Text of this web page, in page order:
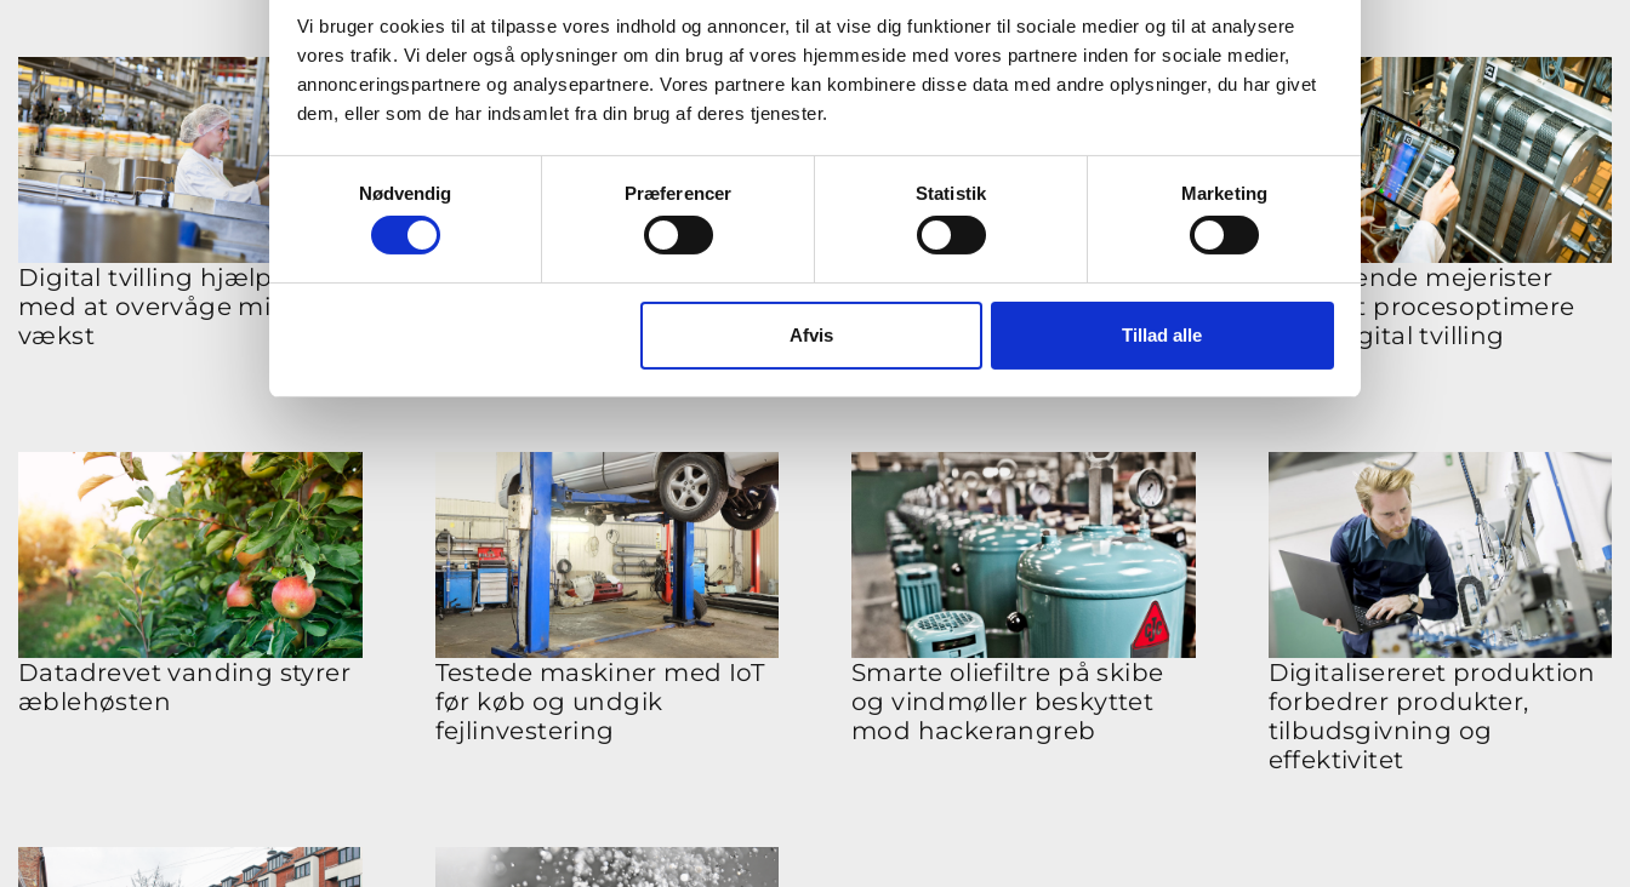
Vi bruger cookies til at tilpasse vores indhold og annoncer, til at vise dig funktioner til sociale medier og til at analysere
vores trafik. Vi deler også oplysninger om din brug af vores hjemmeside med vores partnere inden for sociale medier,
annonceringspartnere og analysepartnere. Vores partnere kan kombinere disse data med andre oplysninger, du har givet
dem, eller som de har indsamlet fra din brug af deres tjenester.
Samtykkevalg
Nødvendig
Præferencer Statistik Marketing
Afvis Tillad alle
Digital tvilling hjælper Arla
med at overvåge mikrobiel
vækst
Værktøj til kraftværker
beregner, hvornår det
Udviklingsforløb afdækker
IoT-sikkerheden på remote
support og cloudløsning
Kommende mejerister
lærer at procesoptimere
med digital tvilling
Datadrevet vanding styrer
æblehøsten
Testede maskiner med IoT
før køb og undgik
fejlinvestering
Smarte oliefiltre på skibe
og vindmøller beskyttet
mod hackerangreb
Digitalisereret produktion
forbedrer produkter,
tilbudsgivning og
effektivitet